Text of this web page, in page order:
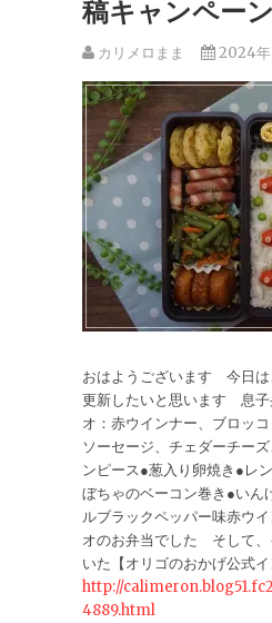
稿キャンペーン
カリメロまま 2024年
おはようございます 今日は
更新したいと思います 息子
オ：赤ウインナー、ブロッ
ソーセージ、チェダーチー
ンピース●葱入り卵焼き●レ
ぼちゃのベーコン巻き●いん
ルブラックペッパー味赤ウ
オのお弁当でした そして、
いた【オリゴのおかげ公式
http://
4889.html